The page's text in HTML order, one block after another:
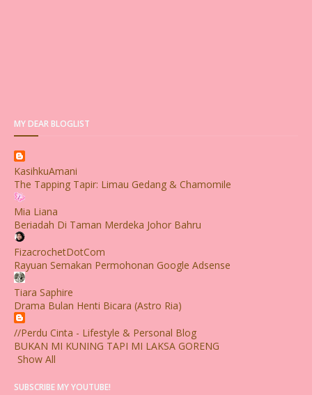
MY DEAR BLOGLIST
KasihkuAmani
The Tapping Tapir: Limau Gedang & Chamomile
Mia Liana
Beriadah Di Taman Merdeka Johor Bahru
FizacrochetDotCom
Rayuan Semakan Permohonan Google Adsense
Tiara Saphire
Drama Bulan Henti Bicara (Astro Ria)
//Perdu Cinta - Lifestyle & Personal Blog
BUKAN MI KUNING TAPI MI LAKSA GORENG
Show All
SUBSCRIBE MY YOUTUBE!